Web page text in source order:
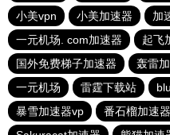
小美vpn
小美加速器
加
一元机场. com加速器
起飞
国外免费梯子加速器
轰雷
一元机场
雷霆下载站
暴雪加速器vp
番石榴加速器